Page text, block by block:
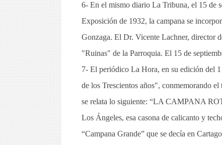
6- En el mismo diario La Tribuna, el 15 de
Exposición de 1932, la campana se
Gonzaga. El Dr. Vicente Lachner, director
"Ruinas" de la Parroquia. El 15 de
7- El periódico La Hora, en su edición del
de los Trescientos años", conmemorando
se relata lo siguiente: “LA CAMPANA
Los Ángeles, esa casona de calicanto y
“Campana Grande” que se decía en